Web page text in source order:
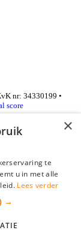
nr: 34330199 •
score
×
te
u in met alle
Lees verder
→